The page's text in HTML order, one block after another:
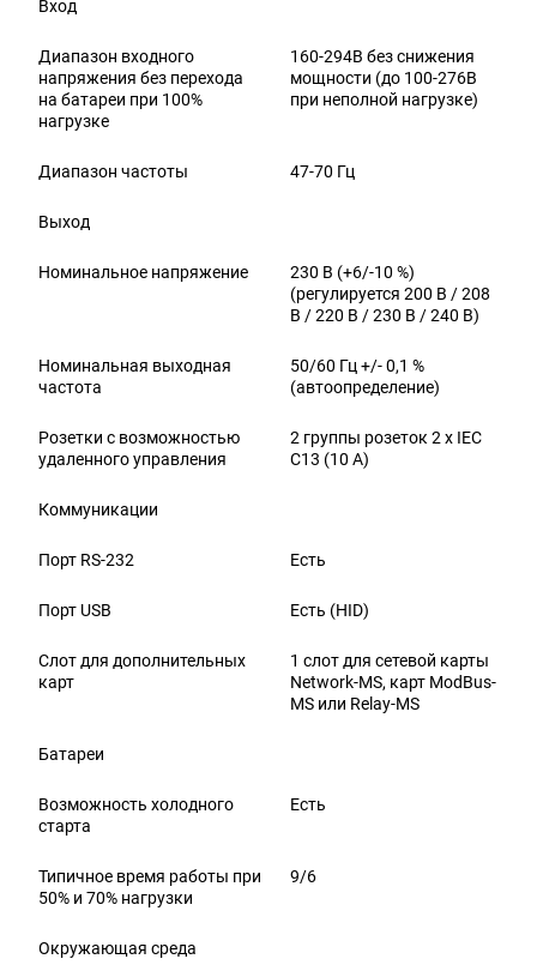
Вход
Диапазон входного
напряжения без перехода
на батареи при 100%
нагрузке
160-294В без снижения
мощности (до 100-276В
при неполной нагрузке)
Диапазон частоты 47-70 Гц
Выход
Номинальное напряжение
230 В (+6/-10 %)
(регулируется 200 В / 208
В / 220 В / 230 В / 240 В)
Номинальная выходная
частота
50/60 Гц +/- 0,1 %
(автоопределение)
Розетки с возможностью
удаленного управления
2 группы розеток 2 x IEC
C13 (10 A)
Коммуникации
Порт RS-232 Есть
Порт USB Есть (HID)
Слот для дополнительных
карт
1 слот для сетевой карты
Network-MS, карт ModBus-
MS или Relay-MS
Батареи
Возможность холодного
старта
Есть
Типичное время работы при
50% и 70% нагрузки
9/6
Окружающая среда